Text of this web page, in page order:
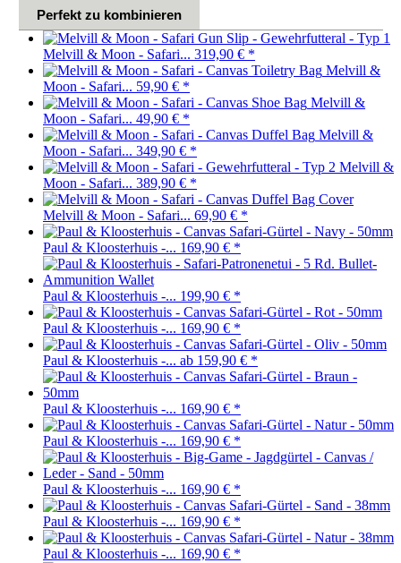
Perfekt zu kombinieren
Melvill & Moon - Safari... 319,90 € *
Melvill &
Moon - Safari... 59,90 € *
Melvill &
Moon - Safari... 49,90 € *
Melvill &
Moon - Safari... 349,90 € *
Melvill &
Moon - Safari... 389,90 € *
Melvill & Moon - Safari... 69,90 € *
Paul & Kloosterhuis -... 169,90 € *
Paul & Kloosterhuis -... 199,90 € *
Paul & Kloosterhuis -... 169,90 € *
Paul & Kloosterhuis -... ab 159,90 € *
Paul & Kloosterhuis -... 169,90 € *
Paul & Kloosterhuis -... 169,90 € *
Paul & Kloosterhuis -... 169,90 € *
Paul & Kloosterhuis -... 169,90 € *
Paul & Kloosterhuis -... 169,90 € *